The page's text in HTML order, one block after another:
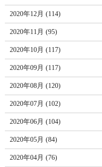
2020年12月 (114)
2020年11月 (95)
2020年10月 (117)
2020年09月 (117)
2020年08月 (120)
2020年07月 (102)
2020年06月 (104)
2020年05月 (84)
2020年04月 (76)